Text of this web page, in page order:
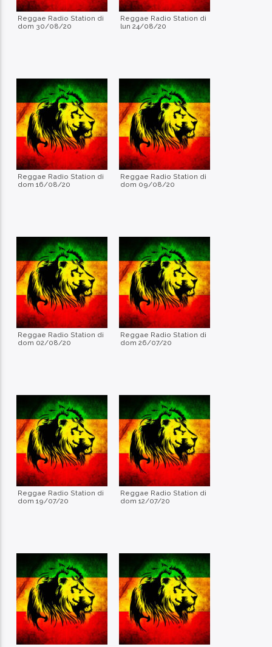
Reggae Radio Station di
dom 30/08/20
Reggae Radio Station di
lun 24/08/20
Reggae Radio Station di
dom 16/08/20
Reggae Radio Station di
dom 09/08/20
Reggae Radio Station di
dom 02/08/20
Reggae Radio Station di
dom 26/07/20
Reggae Radio Station di
dom 19/07/20
Reggae Radio Station di
dom 12/07/20